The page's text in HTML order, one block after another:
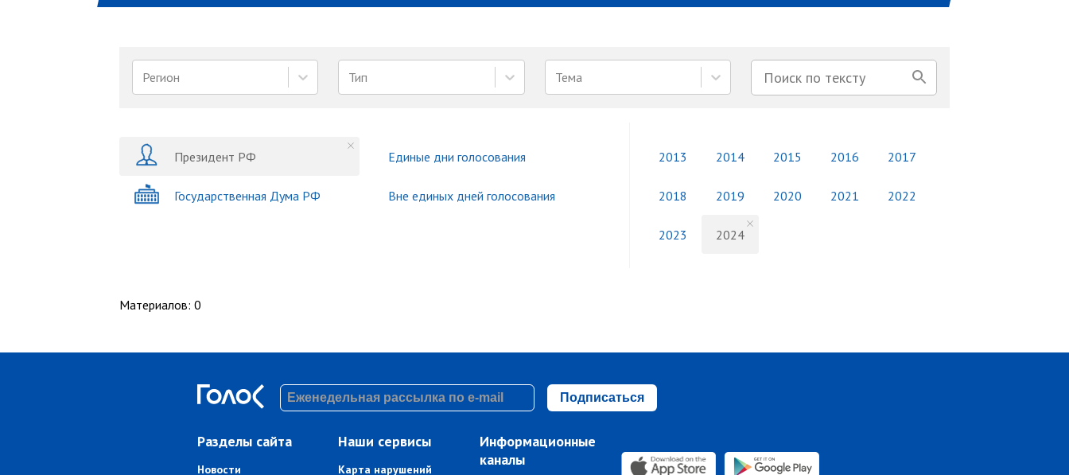
Регион Тип Тема
Президент РФ
Государственная Дума РФ
Единые дни голосования
Вне единых дней голосования
2013 2014 2015 2016 2017
2018 2019 2020 2021 2022
2023 2024
Материалов: 0
Подписаться
Разделы сайта
Новости
Наши сервисы
Карта нарушений
Информационные
каналы